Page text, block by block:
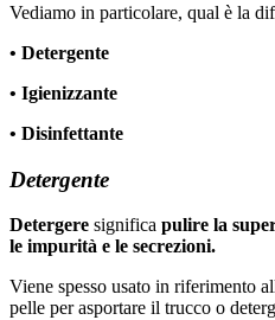
Vediamo in particolare, qual è la
• Detergente
• Igienizzante
• Disinfettante
Detergente
Detergere significa pulire la
le impurità e le secrezioni.
Viene spesso usato in riferimento
pelle per asportare il trucco o